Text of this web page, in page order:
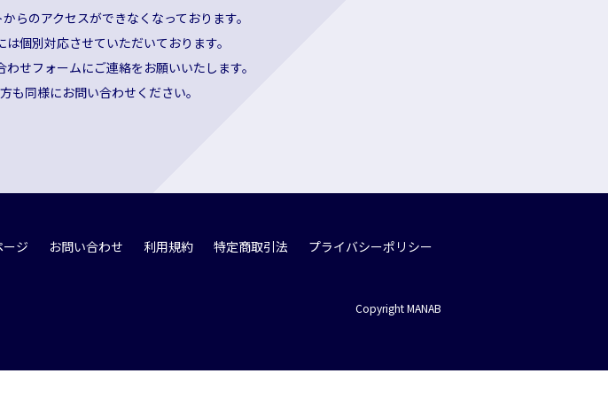
らのアクセスができなくなっております。
個別対応させていただいております。
せフォームにご連絡をお願いいたします。
も同様にお問い合わせください。
ージ お問い合わせ 利用規約 特定商取引法 プライバシーポリシー
Copyright MANAB